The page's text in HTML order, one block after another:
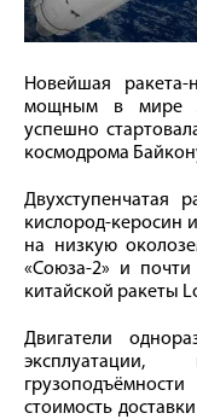
Новейшая
мощным в мире
успешно
космодрома
Двухступенчатая
кислород-керосин
на низкую
«Союза-2» и
китайской ракеты
Двигатели
стоимость